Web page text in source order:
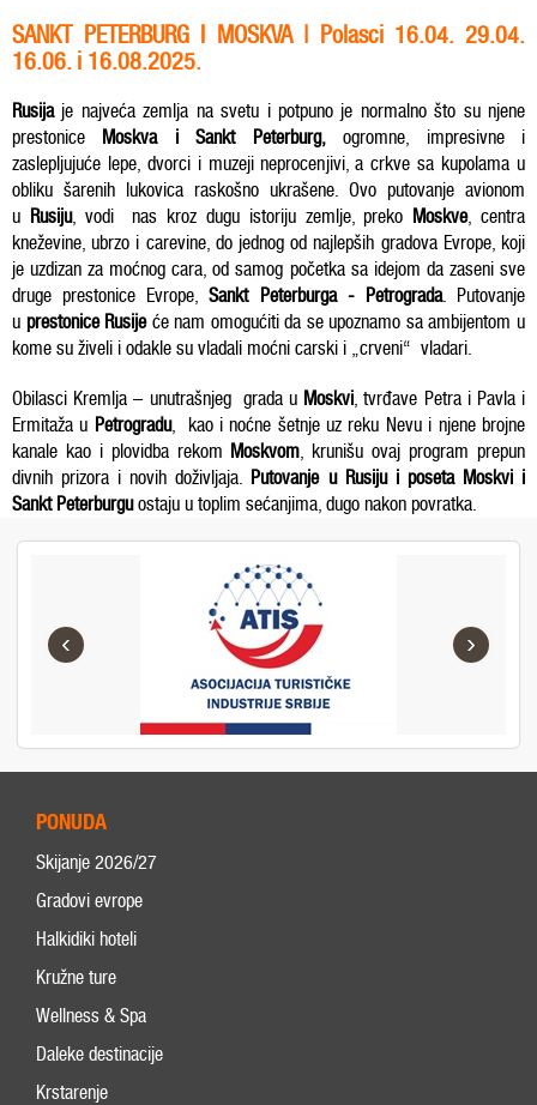
SANKT PETERBURG I MOSKVA | Polasci 16.04. 29.04.
16.06. i 16.08.2025.
Rusijaje najveća zemlja na svetu i potpuno je normalno što su njene
prestonice Moskva i Sankt Peterburg,ogromne, impresivne i
zaslepljujuće lepe, dvorci i muzeji neprocenjivi, a crkve sa kupolama u
obliku šarenih lukovica raskošno ukrašene. Ovo putovanje avionom
u Rusiju, vodi nas kroz dugu istoriju zemlje, preko Moskve, centra
kneževine, ubrzo i carevine, do jednog od najlepših gradova Evrope, koji
je uzdizan za moćnog cara, od samog početka sa idejom da zaseni sve
druge prestonice Evrope,Sankt Peterburga - Petrograda. Putovanje
u prestonice Rusijeće nam omogućiti da se upoznamo sa ambijentom u
kome su živeli i odakle su vladali moćni carski i „crveni“ vladari.
Obilasci Kremlja – unutrašnjeg grada u Moskvi , tvrđave Petra i Pavla i
Ermitaža u Petrogradu, kao i noćne šetnje uz reku Nevu i njene brojne
kanale kao i plovidba rekom Moskvom , krunišu ovaj program prepun
divnih prizora i novih doživljaja. Putovanje u Rusiju i poseta Moskvi i
Sankt Peterburguostaju u toplim sećanjima, dugo nakon povratka.
‹ ›
PONUDA
Skijanje 2026/27
Gradovi evrope
Halkidiki hoteli
Kružne ture
Wellness & Spa
Daleke destinacije
Krstarenje